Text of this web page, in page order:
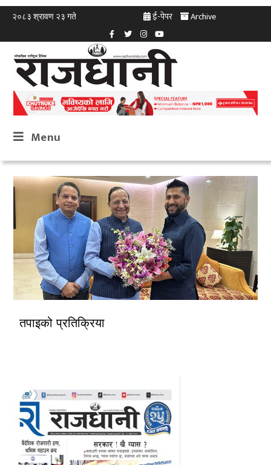
२०८३ श्रावण २३ गते ई-पेपर Archive
Menu
तपाइको प्रतिक्रिया